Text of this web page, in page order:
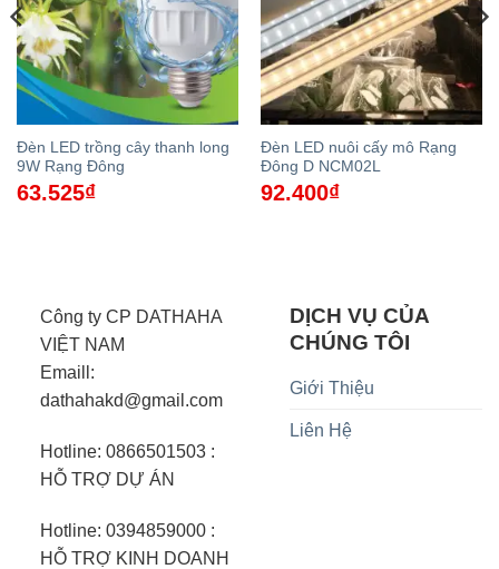
Đèn LED trồng cây thanh long
9W Rạng Đông
63.525₫
Đèn LED nuôi cấy mô Rạng
Đông D NCM02L
92.400₫
Công ty CP DATHAHA
VIỆT NAM
Emaill:
dathahakd@gmail.com
Hotline: 0866501503 :
HỖ TRỢ DỰ ÁN
Hotline: 0394859000 :
HỖ TRỢ KINH DOANH
DỊCH VỤ CỦA
CHÚNG TÔI
Giới Thiệu
Liên Hệ